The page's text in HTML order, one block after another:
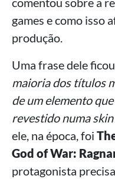
games e como isso
produção.
Uma frase dele
maioria dos títulos
de um elemento
revestido numa skin
ele, na época, foi
God of War:
protagonista